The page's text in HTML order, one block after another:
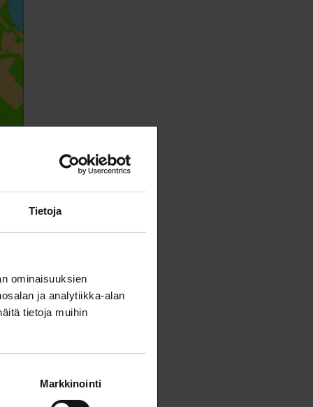
Tietoja
ominaisuuksien
ja analytiikka-alan
tietoja muihin
Markkinointi